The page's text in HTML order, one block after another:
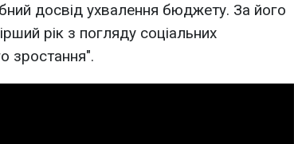
досвід ухвалення бюджету. За його
рік з погляду соціальних
зростання".